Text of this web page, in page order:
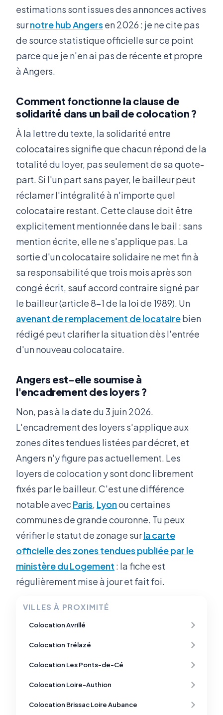
estimations sont issues des annonces actives
surnotre hub Angers en 2026 : je ne cite pas
de source statistique officielle sur ce point
parce que je n'en ai pas de récente et propre
à Angers.
Comment fonctionne la clause de
solidarité dans un bail de colocation ?
À la lettre du texte, la solidarité entre
colocataires signifie que chacun répond de la
totalité du loyer, pas seulement de sa quote-
part. Si l'un part sans payer, le bailleur peut
réclamer l'intégralité à n'importe quel
colocataire restant. Cette clause doit être
explicitement mentionnée dans le bail : sans
mention écrite, elle ne s'applique pas. La
sortie d'un colocataire solidaire ne met fin à
sa responsabilité que trois mois après son
congé écrit, sauf accord contraire signé par
le bailleur (article 8-1 de la loi de 1989). Un
avenant de remplacement de locatairebien
rédigé peut clarifier la situation dès l'entrée
d'un nouveau colocataire.
Angers est-elle soumise à
l'encadrement des loyers ?
Non, pas à la date du 3 juin 2026.
L'encadrement des loyers s'applique aux
zones dites tendues listées par décret, et
Angers n'y figure pas actuellement. Les
loyers de colocation y sont donc librement
fixés par le bailleur. C'est une différence
notable avecParis Lyonou certaines
communes de grande couronne. Tu peux
vérifier le statut de zonage surla carte
officielle des zones tendues publiée par le
ministère du Logement : la fiche est
régulièrement mise à jour et fait foi.
VILLES À PROXIMITÉ
Colocation Avrillé
Colocation Trélazé
Colocation Les Ponts-de-Cé
Colocation Loire-Authion
Colocation Brissac Loire Aubance